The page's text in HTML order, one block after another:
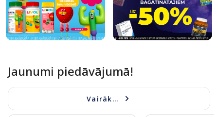
Jaunumi piedāvājumā!
Vairāk...